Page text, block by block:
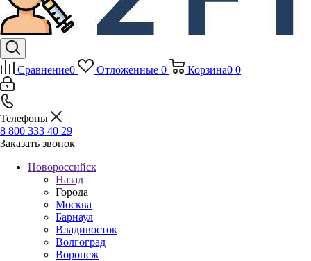
Сравнение0 Отложенные 0 Корзина0 0
Телефоны
8 800 333 40 29
Заказать звонок
Новороссийск
Назад
Города
Москва
Барнаул
Владивосток
Волгоград
Воронеж